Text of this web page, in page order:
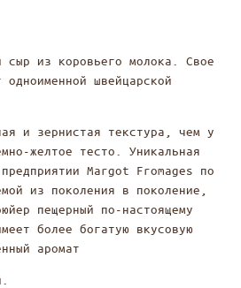
сыр из коровьего молока. Свое
швейцарской
и зернистая текстура, чем у
желтое тесто. Уникальная
Margot Fromages по
из поколения в поколение,
пещерный по-настоящему
более богатую вкусовую
аромат